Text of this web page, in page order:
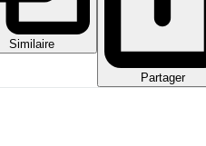
Similaire
Partager